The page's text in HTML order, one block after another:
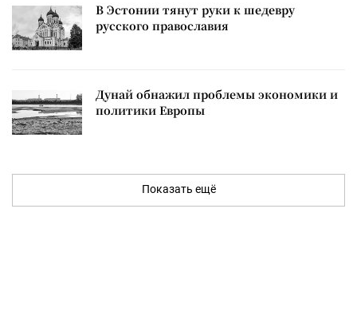
В Эстонии тянут руки к шедевру
русского православия
Дунай обнажил проблемы экономики и
политики Европы
Показать ещё